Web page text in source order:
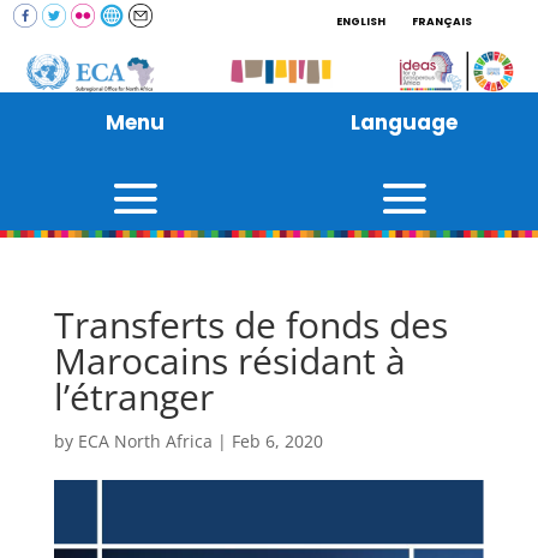
ENGLISH FRANÇAIS
Menu Language
Transferts de fonds des
Marocains résidant à
l’étranger
by ECA North Africa | Feb 6, 2020